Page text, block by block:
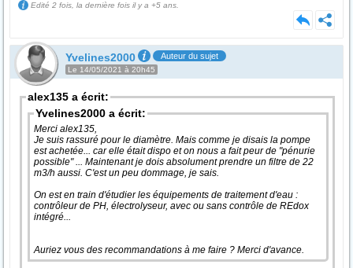
Edité 2 fois, la dernière fois il y a +5 ans.
Yvelines2000 Auteur du sujet
Le 14/05/2021 à 20h45
alex135 a écrit:
Yvelines2000 a écrit:
Merci alex135,
Je suis rassuré pour le diamètre. Mais comme je disais la pompe
est achetée... car elle était dispo et on nous a fait peur de "pénurie
possible" ... Maintenant je dois absolument prendre un filtre de 22
m3/h aussi. C'est un peu dommage, je sais.
On est en train d'étudier les équipements de traitement d'eau :
contrôleur de PH, électrolyseur, avec ou sans contrôle de REdox
intégré...
Auriez vous des recommandations à me faire ? Merci d'avance.